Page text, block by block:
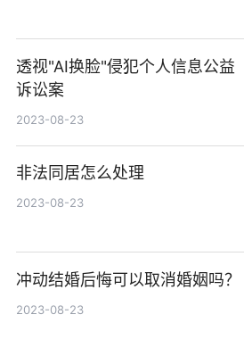
透视"AI换脸"侵犯个人信息公益
诉讼案
2023-08-23
非法同居怎么处理
2023-08-23
冲动结婚后悔可以取消婚姻吗？
2023-08-23